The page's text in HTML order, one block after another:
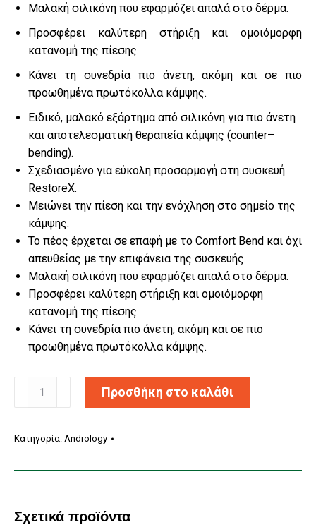
Μαλακή σιλικόνη που εφαρμόζει απαλά στο δέρμα.
Προσφέρει καλύτερη στήριξη και ομοιόμορφη
κατανομή της πίεσης.
Κάνει τη συνεδρία πιο άνετη, ακόμη και σε πιο
προωθημένα πρωτόκολλα κάμψης.
Ειδικό, μαλακό εξάρτημα από σιλικόνη για πιο άνετη
και αποτελεσματική θεραπεία κάμψης (counter–
bending).
Σχεδιασμένο για εύκολη προσαρμογή στη συσκευή
RestoreX.
Μειώνει την πίεση και την ενόχληση στο σημείο της
κάμψης.
Το πέος έρχεται σε επαφή με το Comfort Bend και όχι
απευθείας με την επιφάνεια της συσκευής.
Μαλακή σιλικόνη που εφαρμόζει απαλά στο δέρμα.
Προσφέρει καλύτερη στήριξη και ομοιόμορφη
κατανομή της πίεσης.
Κάνει τη συνεδρία πιο άνετη, ακόμη και σε πιο
προωθημένα πρωτόκολλα κάμψης.
Προσθήκη στο καλάθι
Κατηγορία: Andrology
Σχετικά προϊόντα